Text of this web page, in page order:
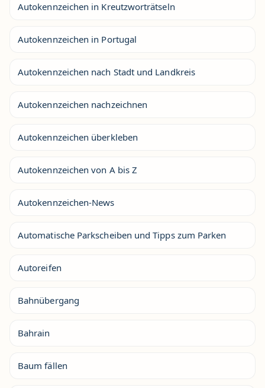
Autokennzeichen in Kreutzworträtseln
Autokennzeichen in Portugal
Autokennzeichen nach Stadt und Landkreis
Autokennzeichen nachzeichnen
Autokennzeichen überkleben
Autokennzeichen von A bis Z
Autokennzeichen-News
Automatische Parkscheiben und Tipps zum Parken
Autoreifen
Bahnübergang
Bahrain
Baum fällen